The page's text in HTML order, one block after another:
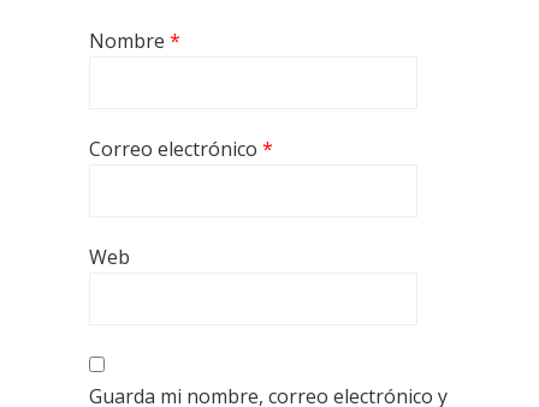
Nombre *
Correo electrónico *
Web
Guarda mi nombre, correo electrónico y